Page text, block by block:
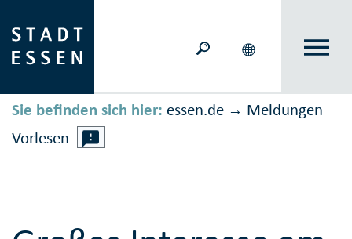
Sie befinden sich hier: essen.de → Meldungen
Vorlesen